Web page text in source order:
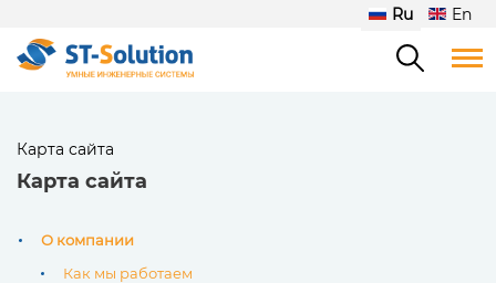
Ru En
Карта сайта
Карта сайта
О компании
Как мы работаем